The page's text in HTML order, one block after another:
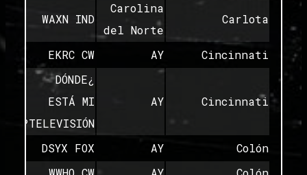
Carlota
Carolina
del Norte
WAXN IND
Cincinnati
AY
EKRC CW
Cincinnati
AY
¿DÓNDE
ESTÁ MI
TELEVISIÓN?
Colón
AY
DSYX FOX